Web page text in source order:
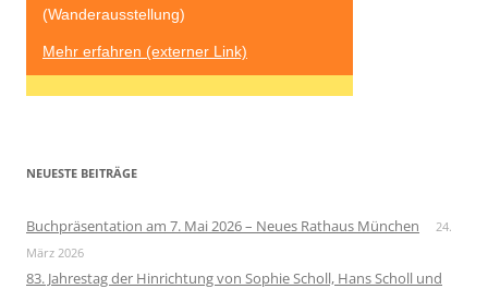
(Wanderausstellung)
Mehr erfahren (externer Link)
NEUESTE BEITRÄGE
Buchpräsentation am 7. Mai 2026 – Neues Rathaus München
24.
März 2026
83. Jahrestag der Hinrichtung von Sophie Scholl, Hans Scholl und